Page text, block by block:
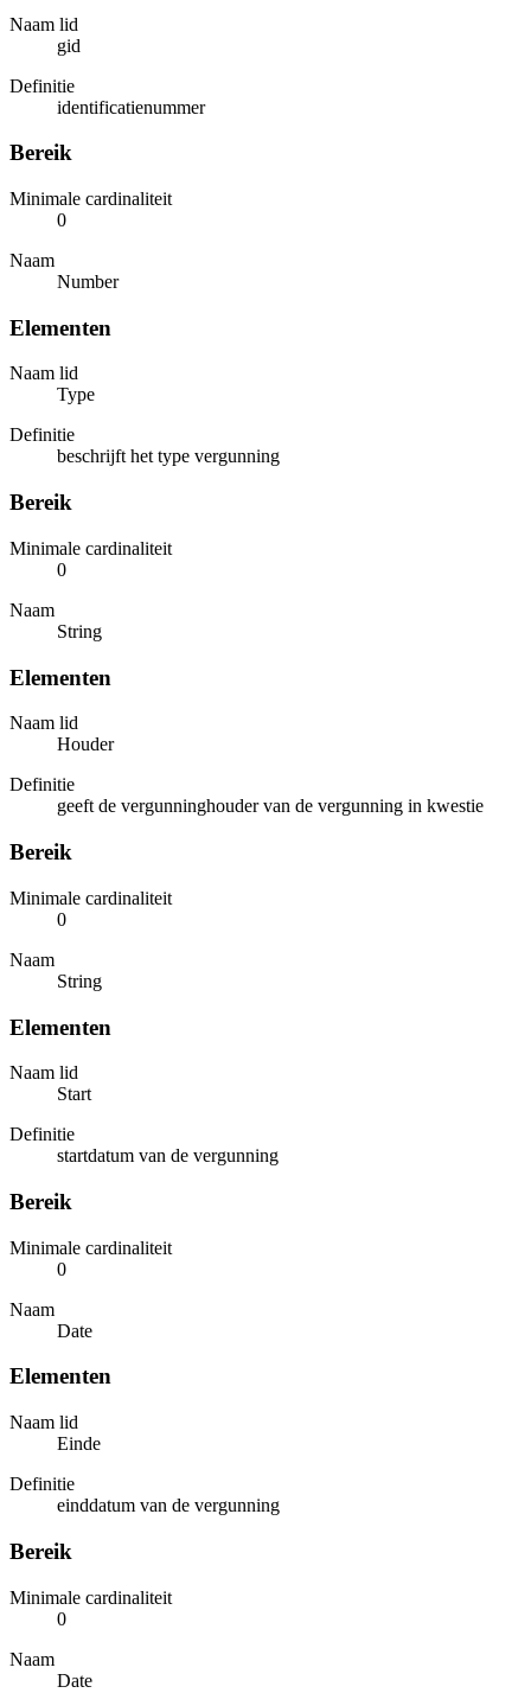
Naam lid
gid
Definitie
identificatienummer
Bereik
Minimale cardinaliteit
0
Naam
Number
Elementen
Naam lid
Type
Definitie
beschrijft het type vergunning
Bereik
Minimale cardinaliteit
0
Naam
String
Elementen
Naam lid
Houder
Definitie
geeft de vergunninghouder van de vergunning in kwestie
Bereik
Minimale cardinaliteit
0
Naam
String
Elementen
Naam lid
Start
Definitie
startdatum van de vergunning
Bereik
Minimale cardinaliteit
0
Naam
Date
Elementen
Naam lid
Einde
Definitie
einddatum van de vergunning
Bereik
Minimale cardinaliteit
0
Naam
Date